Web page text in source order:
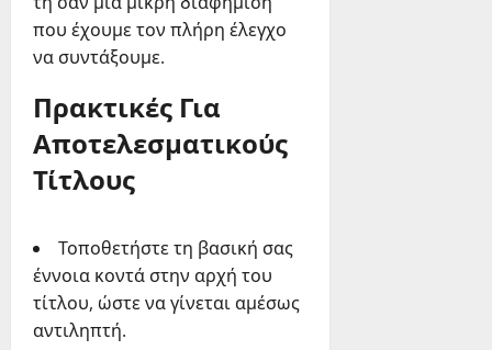
που έχουμε τον πλήρη έλεγχο
να συντάξουμε.
Πρακτικές Για
Αποτελεσματικούς
Τίτλους
Τοποθετήστε τη βασική σας
έννοια κοντά στην αρχή του
τίτλου, ώστε να γίνεται αμέσως
αντιληπτή.